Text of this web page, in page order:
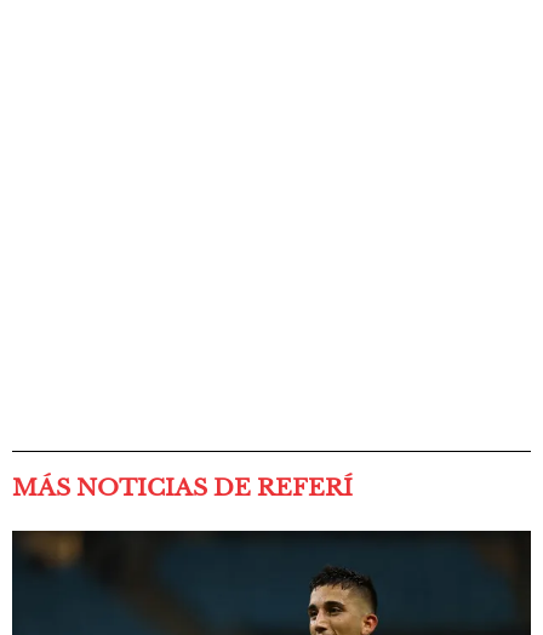
MÁS NOTICIAS DE REFERÍ